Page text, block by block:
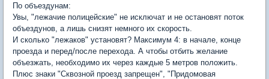
По объездунам:
Увы, "лежачие полицейские" не исключат и не остановят поток
объездунов, а лишь снизят немного их скорость.
И сколько "лежаков" установят? Максимум 4: в начале, конце
проезда и перед/после перехода. А чтобы отбить желание
объезжать, необходимо их через каждые 5 метров положить.
Плюс знаки "Сквозной проезд запрещен", "Придомовая